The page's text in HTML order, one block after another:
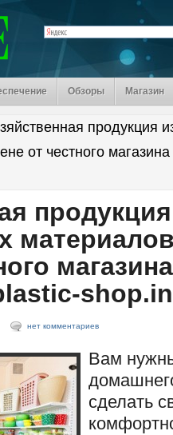
Обзоры Магазин
продукция
от честного
магазина
нет комментариев
Вам
сделать